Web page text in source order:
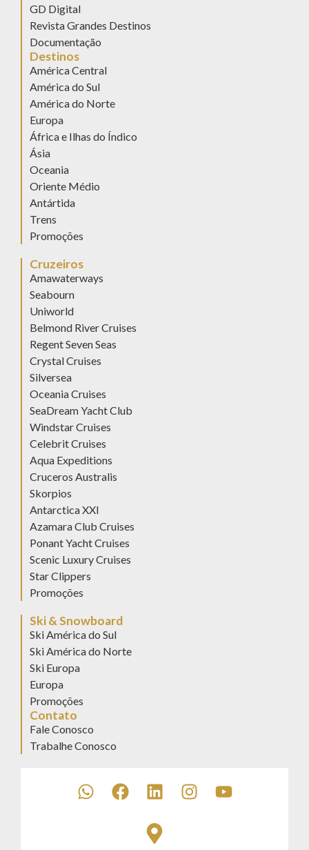
GD Digital
Revista Grandes Destinos
Documentação
Destinos
América Central
América do Sul
América do Norte
Europa
África e Ilhas do Índico
Ásia
Oceania
Oriente Médio
Antártida
Trens
Promoções
Cruzeiros
Amawaterways
Seabourn
Uniworld
Belmond River Cruises
Regent Seven Seas
Crystal Cruises
Silversea
Oceania Cruises
SeaDream Yacht Club
Windstar Cruises
Celebrit Cruises
Aqua Expeditions
Cruceros Australis
Skorpios
Antarctica XXI
Azamara Club Cruises
Ponant Yacht Cruises
Scenic Luxury Cruises
Star Clippers
Promoções
Ski & Snowboard
Ski América do Sul
Ski América do Norte
Ski Europa
Europa
Promoções
Contato
Fale Conosco
Trabalhe Conosco